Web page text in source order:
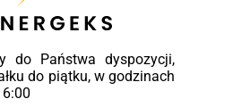
do Państwa dyspozycji,
do piątku, w godzinach